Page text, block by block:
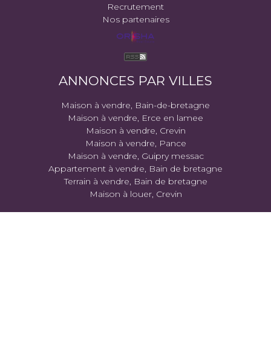
Recrutement
Nos partenaires
ANNONCES PAR VILLES
Maison à vendre, Bain-de-bretagne
Maison à vendre, Erce en lamee
Maison à vendre, Crevin
Maison à vendre, Pance
Maison à vendre, Guipry messac
Appartement à vendre, Bain de bretagne
Terrain à vendre, Bain de bretagne
Maison à louer, Crevin